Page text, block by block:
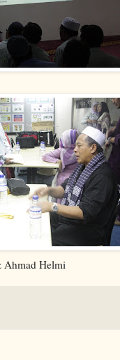
Ahmad Helmi